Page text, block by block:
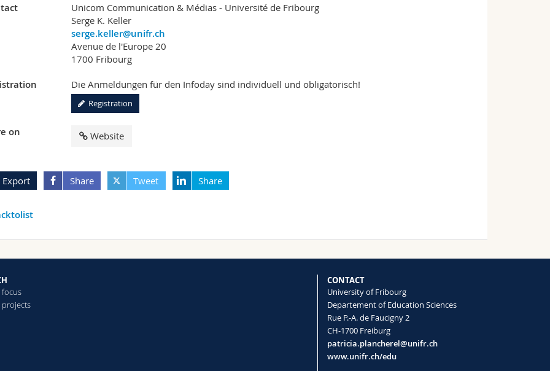
Unicom Communication & Médias - Université de Fribourg
Serge K. Keller
serge.keller@unifr.ch
Avenue de l'Europe 20
1700 Fribourg
Die Anmeldungen für den Infoday sind individuell und obligatorisch!
Registration
on Website
Export Share Tweet Share
focus
projects
CONTACT
University of Fribourg
Departement of Education Sciences
Rue P.-A. de Faucigny 2
CH-1700 Freiburg
patricia.plancherel@unifr.ch
www.unifr.ch/edu